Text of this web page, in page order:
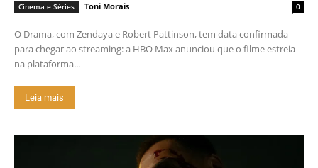
Cinema e Séries Toni Morais 0
O Drama, com Zendaya e Robert Pattinson, tem data confirmada
para chegar ao streaming: a HBO Max anunciou que o filme estreia
na plataforma...
Leia mais